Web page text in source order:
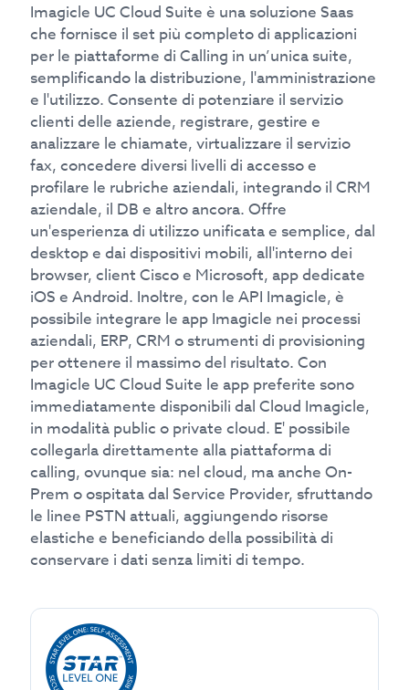
Imagicle UC Cloud Suite è una soluzione Saas
che fornisce il set più completo di applicazioni
per le piattaforme di Calling in un’unica suite,
semplificando la distribuzione, l'amministrazione
e l'utilizzo. Consente di potenziare il servizio
clienti delle aziende, registrare, gestire e
analizzare le chiamate, virtualizzare il servizio
fax, concedere diversi livelli di accesso e
profilare le rubriche aziendali, integrando il CRM
aziendale, il DB e altro ancora. Offre
un'esperienza di utilizzo unificata e semplice, dal
desktop e dai dispositivi mobili, all'interno dei
browser, client Cisco e Microsoft, app dedicate
iOS e Android. Inoltre, con le API Imagicle, è
possibile integrare le app Imagicle nei processi
aziendali, ERP, CRM o strumenti di provisioning
per ottenere il massimo del risultato. Con
Imagicle UC Cloud Suite le app preferite sono
immediatamente disponibili dal Cloud Imagicle,
in modalità public o private cloud. E' possibile
collegarla direttamente alla piattaforma di
calling, ovunque sia: nel cloud, ma anche On-
Prem o ospitata dal Service Provider, sfruttando
le linee PSTN attuali, aggiungendo risorse
elastiche e beneficiando della possibilità di
conservare i dati senza limiti di tempo.